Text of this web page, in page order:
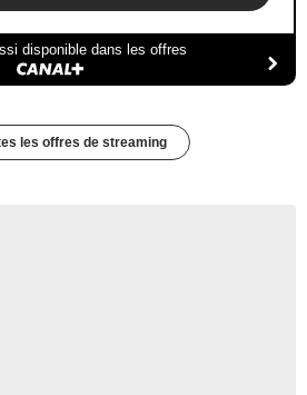
disponible dans les offres
les offres de streaming